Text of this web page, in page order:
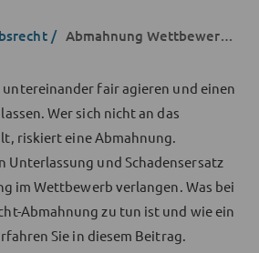
Abmahnung Wettbewerbsrecht
fair agieren und einen
Wer sich nicht an das
riskiert eine Abmahnung.
Unterlassung und Schadensersatz
im Wettbewerb verlangen. Was bei
Abmahnung zu tun ist und wie ein
Sie in diesem Beitrag.